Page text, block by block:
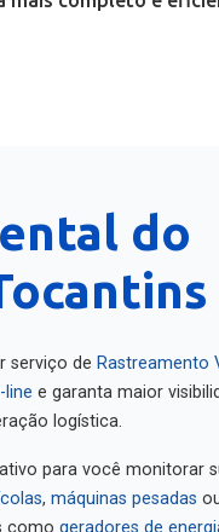
do
serviço de Rastreamento
e garanta maior
logística.
para você monitorar
máquinas pesadas
como
geradores de energia